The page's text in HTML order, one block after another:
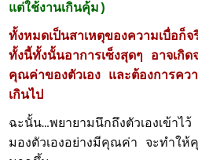
แต่ใช้งานเกินคุ้ม)
ทั้งหมดเป็นสาเหตุของความเบื่อก็
ทั้งนี้ทั้งนั้นอาการเซ็งสุดๆ อาจเกิ
คุณค่าของตัวเอง และต้องการคว
เกินไป
ฉะนั้น…พยายามนึกถึงตัวเองเข้าไ
มองตัวเองอย่างมีคุณค่า จะทำใ